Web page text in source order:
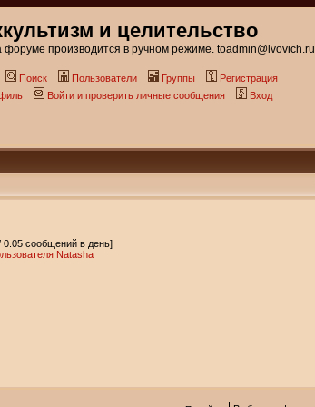
и целительство
форуме производится в ручном режиме. toadmin@lvovich.ru
Поиск Пользователи Группы
Регистрация
Войти и проверить личные сообщения Вход
0.05 сообщений в день]
Natasha